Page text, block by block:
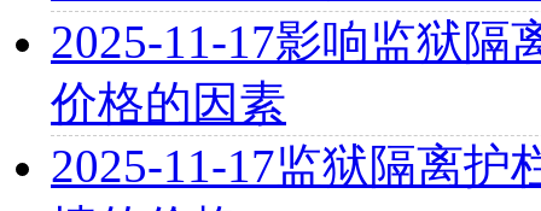
2025-11-17影响监狱隔
价格的因素
2025-11-17监狱隔离护